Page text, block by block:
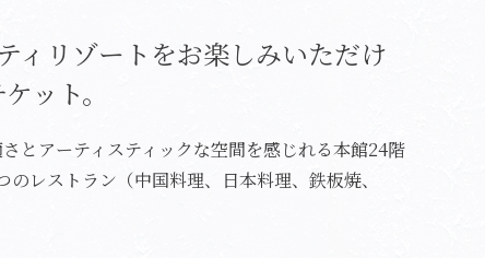
ィリゾートをお楽しみいただけ
ット。
とアーティスティックな空間を感じれる本館24階
レストラン（中国料理、日本料理、鉄板焼、